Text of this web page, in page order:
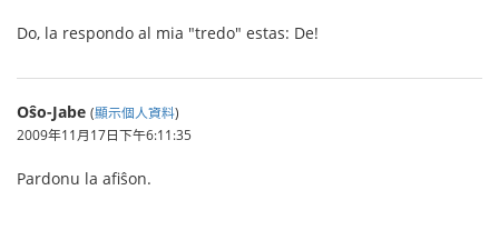
Do, la respondo al mia "tredo" estas: De!
Oŝo-Jabe (顯示個人資料)
2009年11月17日下午6:11:35
Pardonu la afiŝon.